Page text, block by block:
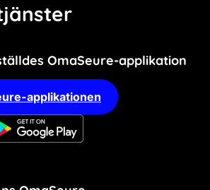
OmaSeure-applikation
applikationen